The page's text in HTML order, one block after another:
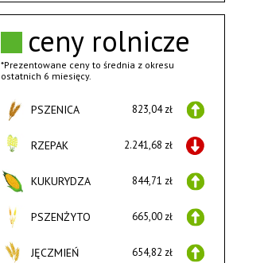
ceny rolnicze
*Prezentowane ceny to średnia z okresu
ostatnich 6 miesięcy.
PSZENICA 823,04 zł
RZEPAK 2.241,68 zł
KUKURYDZA 844,71 zł
PSZENŻYTO 665,00 zł
JĘCZMIEŃ 654,82 zł